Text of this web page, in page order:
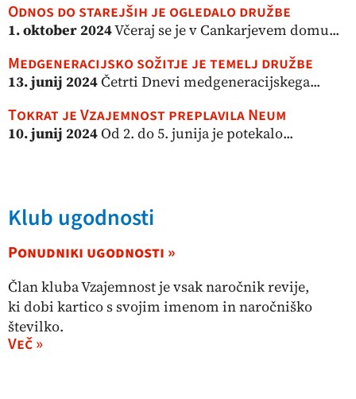
Odnos do starejših je ogledalo družbe
1. oktober 2024Včeraj se je v Cankarjevem domu...
Medgeneracijsko sožitje je temelj družbe
13. junij 2024Četrti Dnevi medgeneracijskega...
Tokrat je Vzajemnost preplavila Neum
10. junij 2024Od 2. do 5. junija je potekalo...
Klub ugodnosti
Ponudniki ugodnosti »
Član kluba Vzajemnost je vsak naročnik revije,
ki dobi kartico s svojim imenom in naročniško
številko.
Več »